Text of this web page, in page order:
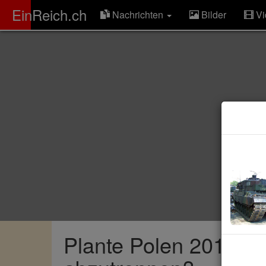
EinReich.ch Nachrichten Bilder
ER
Plante Polen 2014,